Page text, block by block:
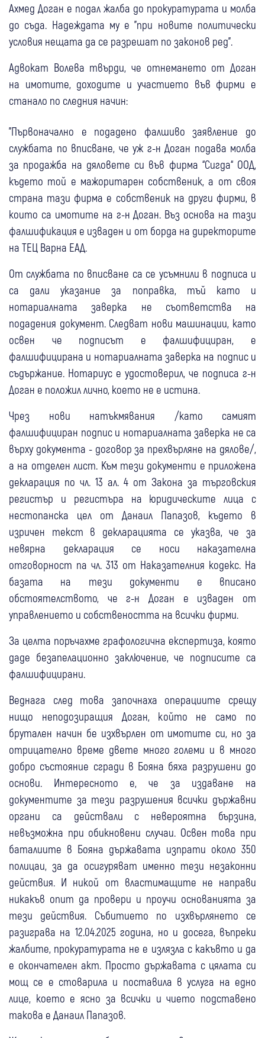
Ахмед Доган е подал жалба до прокуратурата и молба
до съда. Надеждата му е "при новите политически
условия нещата да се разрешат по законов ред".
Адвокат Волева твърди, че отнемането от Доган
на имотите, доходите и участието във фирми е
станало по следния начин:
"Първоначално е подадено фалшиво заявление до
службата по вписване, че уж г-н Доган подава молба
за продажба на дяловете си във фирма “Сигда“ ООД,
където той е мажоритарен собственик, а от своя
страна тази фирма е собственик на други фирми, в
които са имотите на г-н Доган. Въз основа на тази
фалшификация е изваден и от борда на директорите
на ТЕЦ Варна ЕАД.
От службата по вписване са се усъмнили в подписа и
са дали указание за поправка, тъй като и
нотариалната заверка не съответства на
подадения документ. Следват нови машинации, като
освен че подписът е фалшифициран, е
фалшифицирана и нотариалната заверка на подпис и
съдържание. Нотариус е удостоверил, че подписа г-н
Доган е положил лично, което не е истина.
Чрез нови натъкмявания /като самият
фалшифициран подпис и нотариалната заверка не са
върху документа - договор за прехвърляне на дялове/,
а на отделен лист. Към тези документи е приложена
декларация по чл. 13 ал. 4 от Закона за търговския
регистър и регистъра на юридическите лица с
нестопанска цел от Данаил Папазов, където в
изричен текст в декларацията се указва, че за
невярна декларация се носи наказателна
отговорност па чл. 313 от Наказателния кодекс. На
базата на тези документи е вписано
обстоятелството, че г-н Доган е изваден от
управлението и собствеността на всички фирми.
За целта поръчахме графологична експертиза, която
даде безапелационно заключение, че подписите са
фалшифицирани.
Веднага след това започнаха операциите срещу
нищо неподозиращия Доган, който не само по
брутален начин бе изхвърлен от имотите си, но за
отрицателно време двете много големи и в много
добро състояние сгради в Бояна бяха разрушени до
основи. Интересното е, че за издаване на
документите за тези разрушения всички държавни
органи са действали с невероятна бързина,
невъзможна при обикновени случаи. Освен това при
баталиите в Бояна държавата изпрати около 350
полицаи, за да осигуряват именно тези незаконни
действия. И никой от властимащите не направи
никакъв опит да провери и проучи основанията за
тези действия. Събитието по изхвърлянето се
разиграва на 12.04.2025 година, но и досега, въпреки
жалбите, прокуратурата не е излязла с какъвто и да
е окончателен акт. Просто държавата с цялата си
мощ се е стоварила и поставила в услуга на едно
лице, което е ясно за всички и чието подставено
такова е Данаил Папазов.